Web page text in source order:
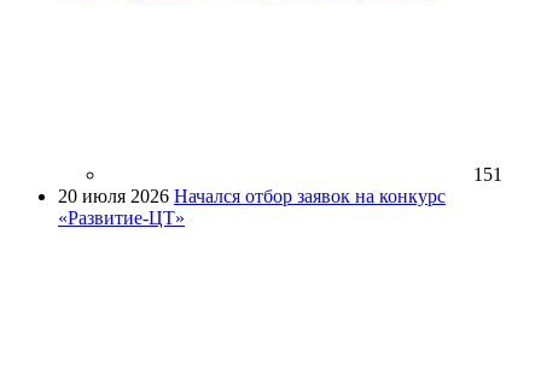
151
20 июля 2026 Начался отбор заявок на конкурс
«Развитие-ЦТ»